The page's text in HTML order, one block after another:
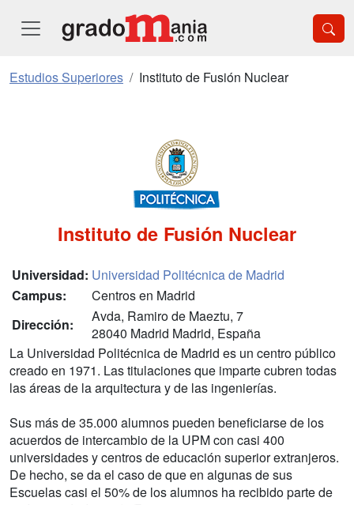
Estudios Superiores Instituto de Fusión Nuclear
Instituto de Fusión Nuclear
Universidad: Universidad Politécnica de Madrid
Campus:
Centros en Madrid
Dirección:
Avda, Ramiro de Maeztu, 7
28040 Madrid Madrid, España
La Universidad Politécnica de Madrid es un centro público
creado en 1971. Las titulaciones que imparte cubren todas
las áreas de la arquitectura y de las ingenierías.
Sus más de 35.000 alumnos pueden beneficiarse de los
acuerdos de intercambio de la UPM con casi 400
universidades y centros de educación superior extranjeros.
De hecho, se da el caso de que en algunas de sus
Escuelas casi el 50% de los alumnos ha recibido parte de